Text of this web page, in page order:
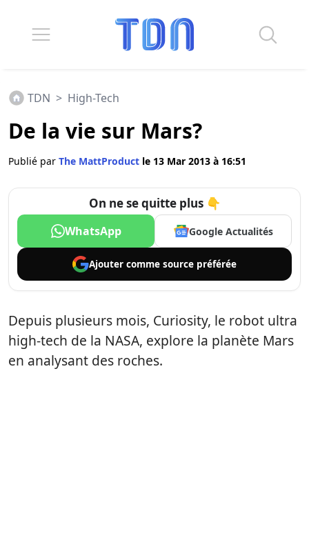
TDN > High-Tech
De la vie sur Mars?
Publié par The MattProduct le 13 Mar 2013 à 16:51
On ne se quitte plus 👇
WhatsApp Google Actualités
Ajouter comme source préférée
Depuis plusieurs mois, Curiosity, le robot ultra
high-tech de la NASA, explore la planète Mars
en analysant des roches.